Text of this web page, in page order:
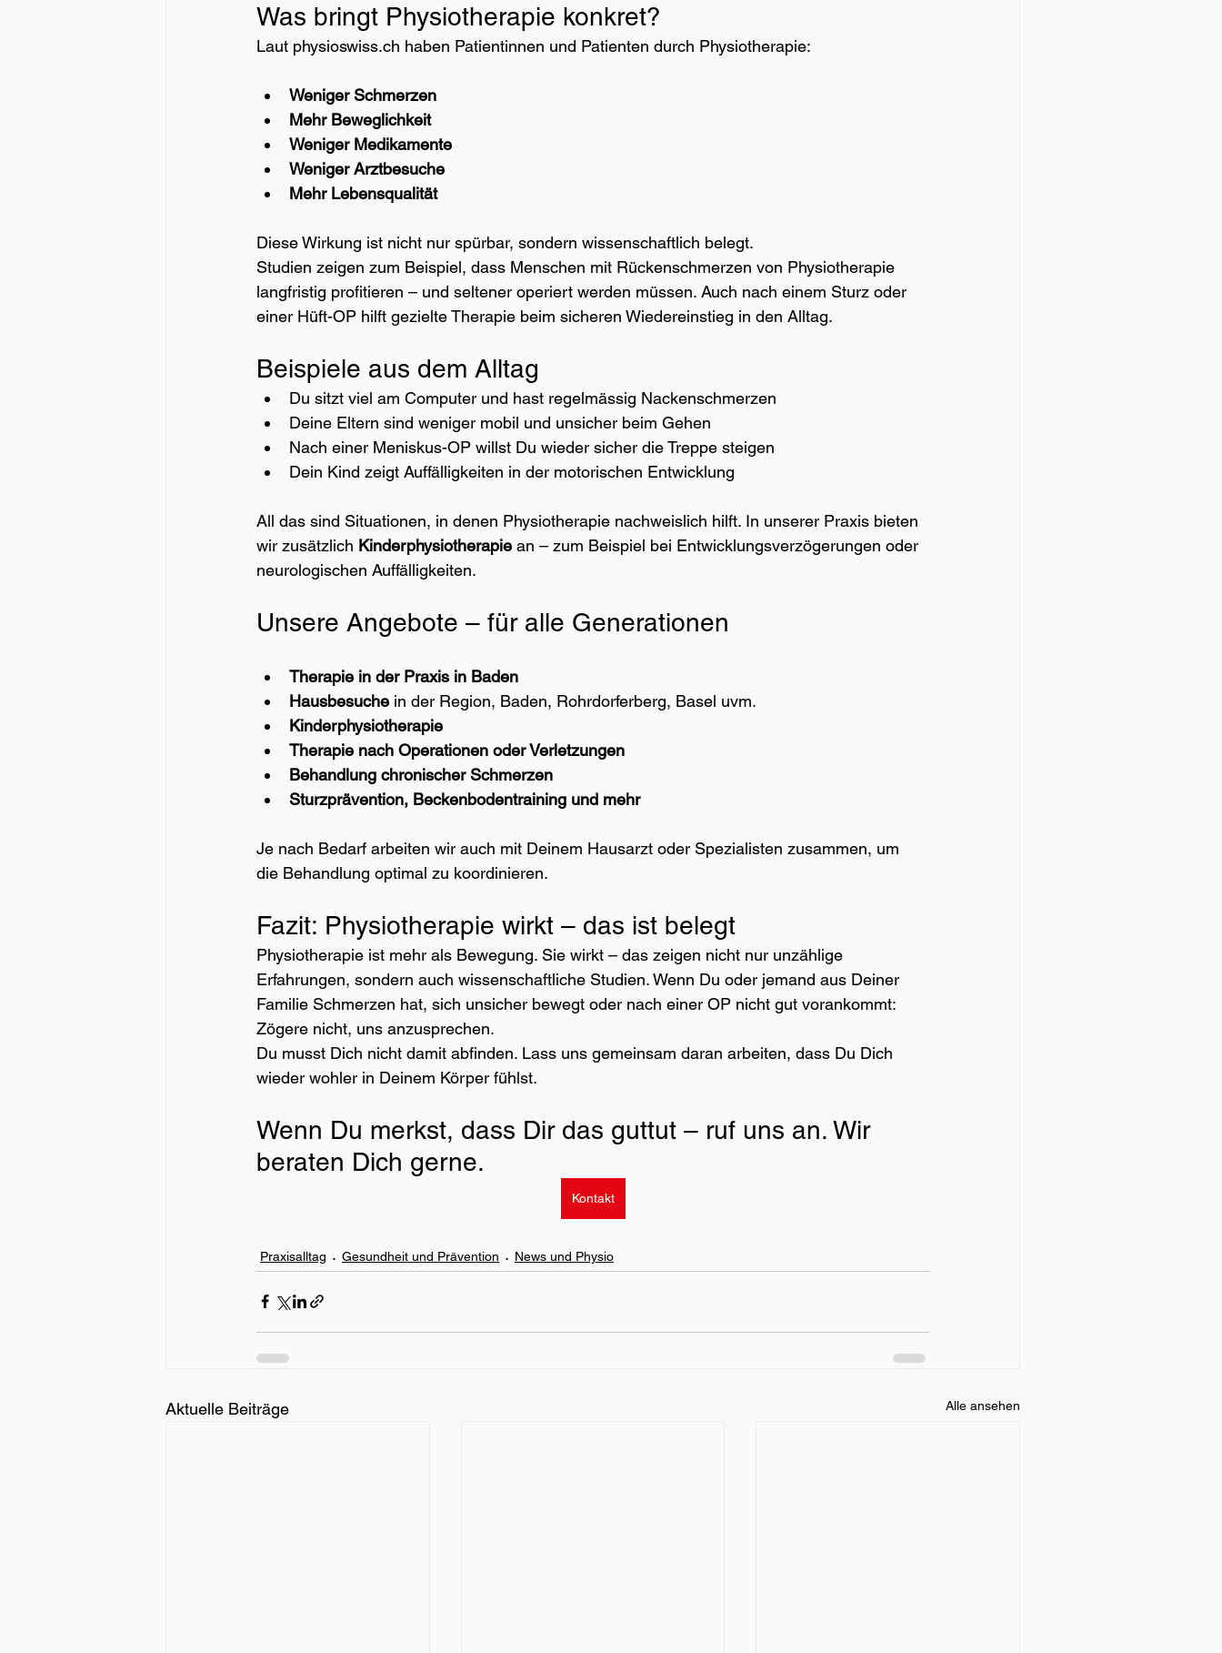
Was bringt Physiotherapie konkret?
Laut physioswiss.ch haben Patientinnen und Patienten durch Physiotherapie:
Weniger Schmerzen
Mehr Beweglichkeit
Weniger Medikamente
Weniger Arztbesuche
Mehr Lebensqualität
Diese Wirkung ist nicht nur spürbar, sondern wissenschaftlich belegt.
Studien zeigen zum Beispiel, dass Menschen mit Rückenschmerzen von Physiotherapie
langfristig profitieren – und seltener operiert werden müssen. Auch nach einem Sturz oder
einer Hüft-OP hilft gezielte Therapie beim sicheren Wiedereinstieg in den Alltag.
Beispiele aus dem Alltag
Du sitzt viel am Computer und hast regelmässig Nackenschmerzen
Deine Eltern sind weniger mobil und unsicher beim Gehen
Nach einer Meniskus-OP willst Du wieder sicher die Treppe steigen
Dein Kind zeigt Auffälligkeiten in der motorischen Entwicklung
All das sind Situationen, in denen Physiotherapie nachweislich hilft. In unserer Praxis bieten
wir zusätzlich Kinderphysiotherapie an – zum Beispiel bei Entwicklungsverzögerungen oder
neurologischen Auffälligkeiten.
Unsere Angebote – für alle Generationen
Therapie in der Praxis in Baden
Hausbesuche in der Region, Baden, Rohrdorferberg, Basel uvm.
Kinderphysiotherapie
Therapie nach Operationen oder Verletzungen
Behandlung chronischer Schmerzen
Sturzprävention, Beckenbodentraining und mehr
Je nach Bedarf arbeiten wir auch mit Deinem Hausarzt oder Spezialisten zusammen, um
die Behandlung optimal zu koordinieren.
Fazit: Physiotherapie wirkt – das ist belegt
Physiotherapie ist mehr als Bewegung. Sie wirkt – das zeigen nicht nur unzählige
Erfahrungen, sondern auch wissenschaftliche Studien. Wenn Du oder jemand aus Deiner
Familie Schmerzen hat, sich unsicher bewegt oder nach einer OP nicht gut vorankommt:
Zögere nicht, uns anzusprechen.
Du musst Dich nicht damit abfinden. Lass uns gemeinsam daran arbeiten, dass Du Dich
wieder wohler in Deinem Körper fühlst.
Wenn Du merkst, dass Dir das guttut – ruf uns an. Wir
beraten Dich gerne.
Kontakt
Praxisalltag Gesundheit und Prävention News und Physio
Aktuelle Beiträge Alle ansehen